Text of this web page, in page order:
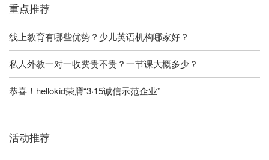
重点推荐
线上教育有哪些优势？少儿英语机构哪家好？
私人外教一对一收费贵不贵？一节课大概多少？
恭喜！hellokid荣膺“3·15诚信示范企业”
活动推荐